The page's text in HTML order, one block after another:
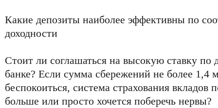
Какие депозиты наиболее эффективны по
доходности
Стоит ли соглашаться на высокую ставку по
банке? Если сумма сбережений не более
беспокоиться, система страхования вкладов
больше или просто хочется поберечь нервы?